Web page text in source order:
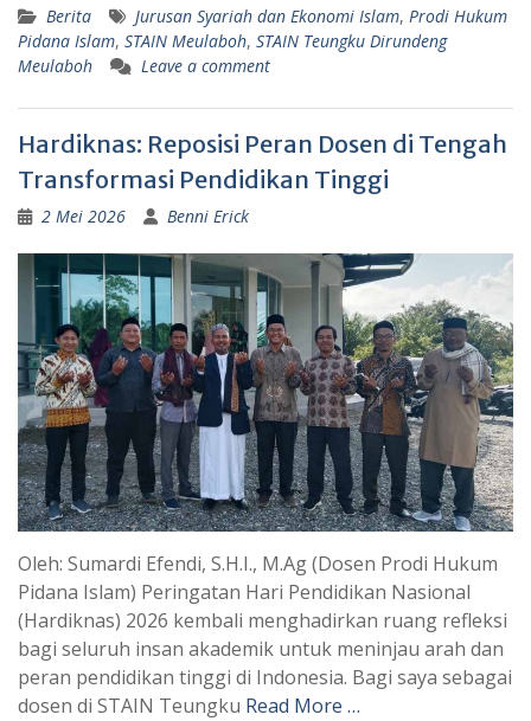
Berita Jurusan Syariah dan Ekonomi Islam, Prodi Hukum
Pidana Islam, STAIN Meulaboh, STAIN Teungku Dirundeng
Meulaboh
Leave a comment
Hardiknas: Reposisi Peran Dosen di Tengah
Transformasi Pendidikan Tinggi
2 Mei 2026 Benni Erick
Oleh: Sumardi Efendi, S.H.I., M.Ag (Dosen Prodi Hukum
Pidana Islam) Peringatan Hari Pendidikan Nasional
(Hardiknas) 2026 kembali menghadirkan ruang refleksi
bagi seluruh insan akademik untuk meninjau arah dan
peran pendidikan tinggi di Indonesia. Bagi saya sebagai
dosen di STAIN Teungku Read More …